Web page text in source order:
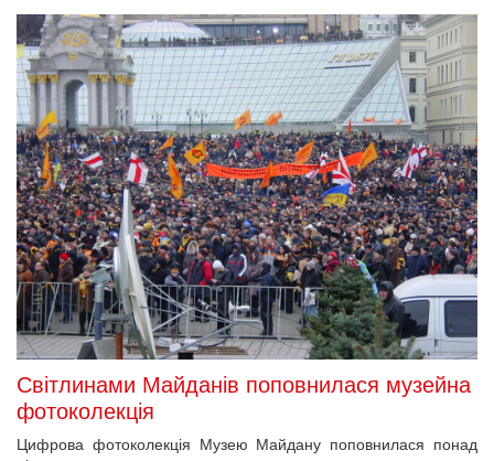
Світлинами Майданів поповнилася музейна
фотоколекція
Цифрова фотоколекція Музею Майдану поповнилася понад